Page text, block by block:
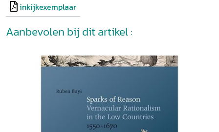
inkijkexemplaar
Aanbevolen bij dit artikel :